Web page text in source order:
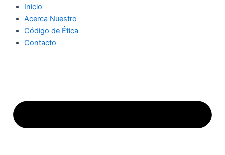
Inicio
Acerca Nuestro
Código de Ética
Contacto